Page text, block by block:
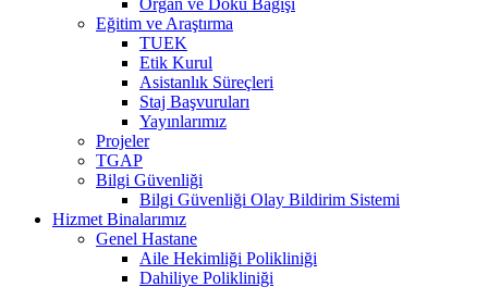
Eğitim ve Araştırma
TUEK
Etik Kurul
Asistanlık Süreçleri
Staj Başvuruları
Yayınlarımız
Projeler
TGAP
Bilgi Güvenliği
Bilgi Güvenliği Olay Bildirim Sistemi
Hizmet Binalarımız
Genel Hastane
Aile Hekimliği Polikliniği
Dahiliye Polikliniği